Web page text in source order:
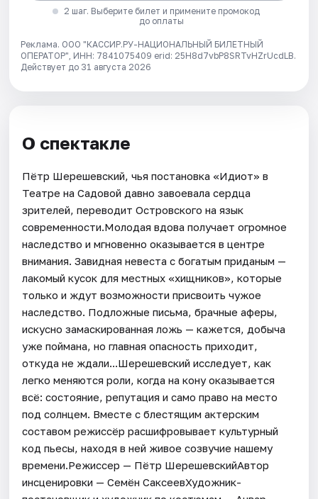
2 шаг. Выберите билет и примените промокод
до оплаты
Реклама. ООО "КАССИР.РУ-НАЦИОНАЛЬНЫЙ БИЛЕТНЫЙ
ОПЕРАТОР", ИНН: 7841075409 erid: 25H8d7vbP8SRTvHZrUcdLB.
Действует до 31 августа 2026
О спектакле
Пётр Шерешевский, чья постановка «Идиот» в
Театре на Садовой давно завоевала сердца
зрителей, переводит Островского на язык
современности.Молодая вдова получает огромное
наследство и мгновенно оказывается в центре
внимания. Завидная невеста с богатым приданым —
лакомый кусок для местных «хищников», которые
только и ждут возможности присвоить чужое
наследство. Подложные письма, брачные аферы,
искусно замаскированная ложь — кажется, добыча
уже поймана, но главная опасность приходит,
откуда не ждали...Шерешевский исследует, как
легко меняются роли, когда на кону оказывается
всё: состояние, репутация и само право на место
под солнцем. Вместе с блестящим актерским
составом режиссёр расшифровывает культурный
код пьесы, находя в ней живое созвучие нашему
времени.Режиссер — Пётр ШерешевскийАвтор
инсценировки — Семён СаксеевХудожник-